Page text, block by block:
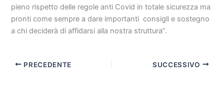
pieno rispetto delle regole anti Covid in totale sicurezza ma
pronti come sempre a dare importanti consigli e sostegno
a chi deciderà di affidarsi alla nostra struttura”.
PRECEDENTE SUCCESSIVO